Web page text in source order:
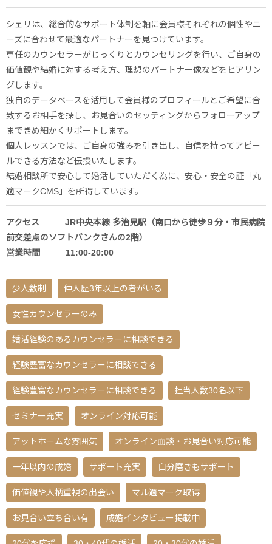
シェリは、総合的なサポート体制を軸に会員様それぞれの個性やニ
ーズに合わせて最適なパートナーを見つけています。
専任のカウンセラーがじっくりとカウンセリングを行い、ご自身の
価値観や結婚に対する考え方、理想のパートナー像などをヒアリン
グします。
独自のデータベースを活用して会員様のプロフィールとご希望に合
致するお相手を探し、お見合いのセッティングからフォローアップ
まできめ細かくサポートします。
個人レッスンでは、ご自身の強みを引き出し、自信を持ってアピー
ルできる方法など伝授いたします。
結婚相談所で安心して婚活していただく為に、安心・安全の証「丸
適マークCMS」を所得しています。
アクセス JR中央本線 多治見駅（南口から徒歩９分・市民病院
前交差点のソフトバンクさんの2階）
営業時間 11:00-20:00
少人数制 仲人歴3年以上の者がいる
女性カウンセラーのみ
婚活経験のあるカウンセラーに相談できる
経験豊富なカウンセラーに相談できる
経験豊富なカウンセラーに相談できる 担当人数30名以下
セミナー充実 オンライン対応可能
アットホームな雰囲気 オンライン面談・お見合い対応可能
一年以内の成婚 サポート充実 自分磨きもサポート
価値観や人柄重視の出会い マル適マーク取得
お見合い立ち合い有 成婚インタビュー掲載中